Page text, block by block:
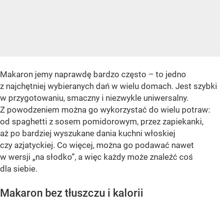
Makaron jemy naprawdę bardzo często – to jedno
z najchętniej wybieranych dań w wielu domach. Jest szybki
w przygotowaniu, smaczny i niezwykle uniwersalny.
Z powodzeniem można go wykorzystać do wielu potraw:
od spaghetti z sosem pomidorowym, przez zapiekanki,
aż po bardziej wyszukane dania kuchni włoskiej
czy azjatyckiej. Co więcej, można go podawać nawet
w wersji „na słodko”, a więc każdy może znaleźć coś
dla siebie.
Makaron bez tłuszczu i kalorii